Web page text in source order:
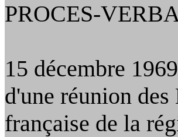
15 décembre 1969
d'une réunion des
française de la